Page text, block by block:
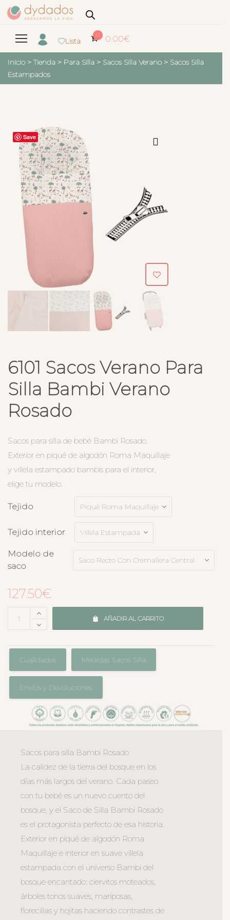
Lista
0 0.00€
Inicio > Tienda > Para Silla > Sacos Silla Verano > Sacos Silla
Estampados
Save
6101 Sacos Verano Para
Silla Bambi Verano
Rosado
Sacos para silla de bebé Bambi Rosado.
Exterior en piqué de algodón Roma Maquillaje
y villela estampado bambis para el interior,
elige tu modelo.
Tejido
Tejido interior
Modelo de
saco
127.50€
AÑADIR AL CARRITO
Cualidades Medidas Sacos Silla
Envíos y Devoluciones
Sacos para silla Bambi Rosado
La calidez de la tierra del bosque en los
días más largos del verano. Cada paseo
con tu bebé es un nuevo cuento del
bosque, y el Saco de Silla Bambi Rosado
es el protagonista perfecto de esa historia.
Exterior en piqué de algodón Roma
Maquillaje e interior en suave villela
estampada con el universo Bambi del
bosque encantado: ciervitos moteados,
árboles tonos suaves, mariposas,
florecillas y hojitas haciendo contrastes de